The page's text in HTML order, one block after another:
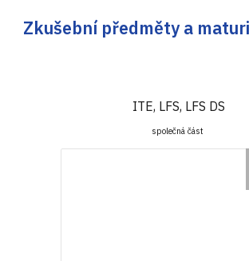
Zkušební předměty a
ITE, LFS, LFS DS
společná část